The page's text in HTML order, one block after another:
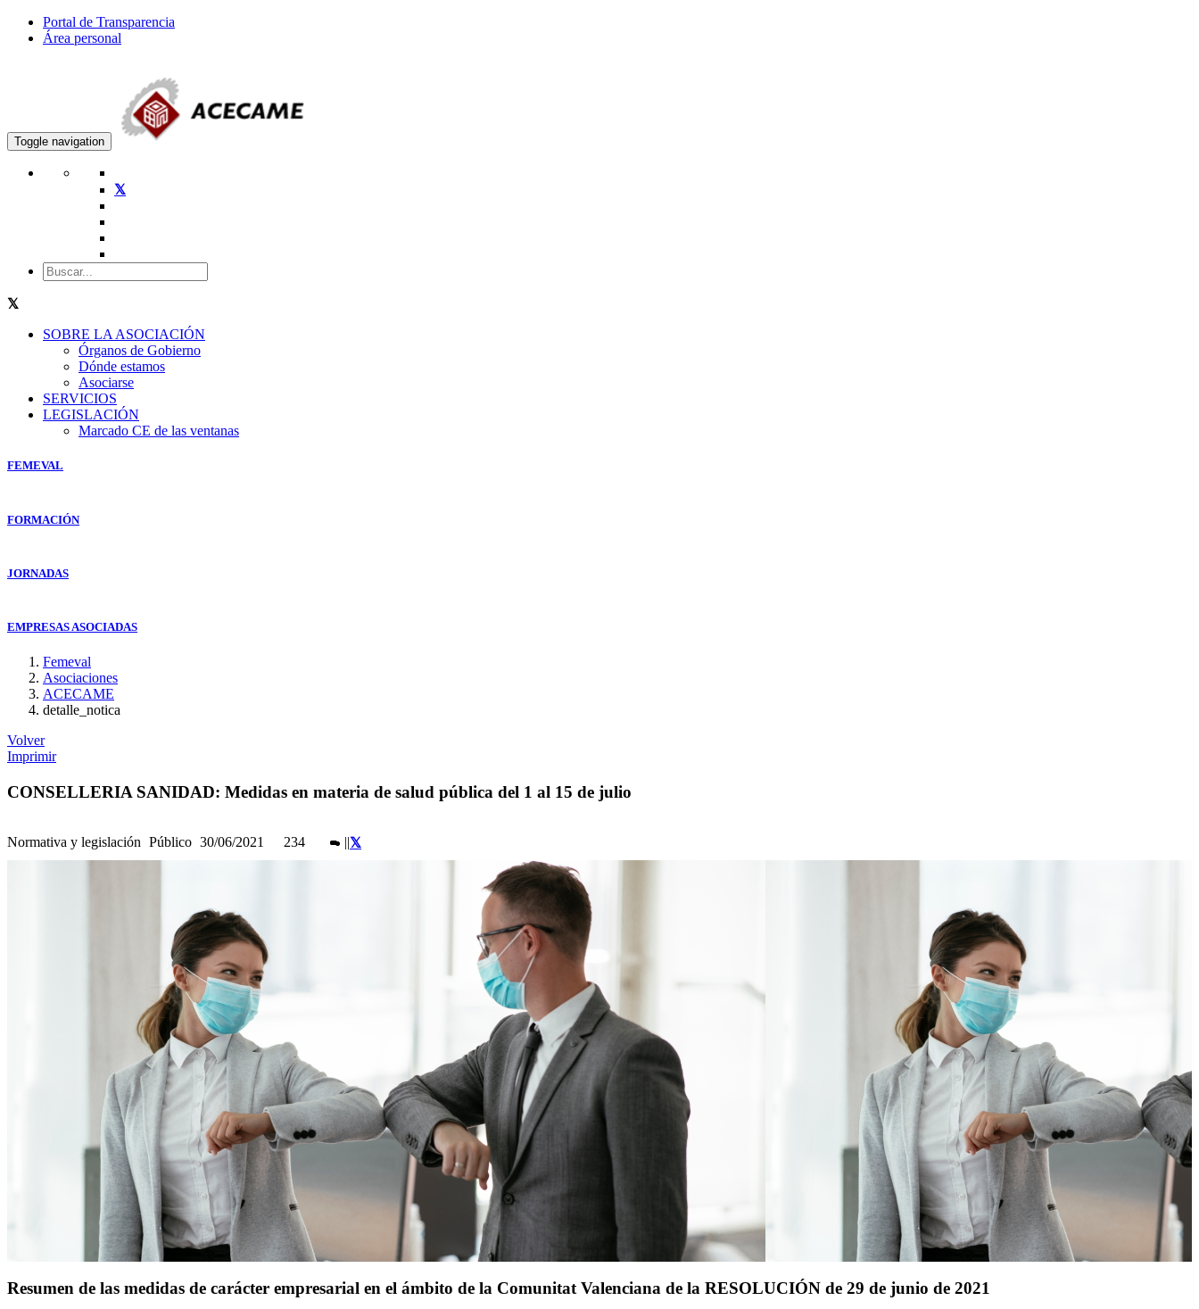
Portal de Transparencia
Área personal
Toggle navigation
SOBRE LA ASOCIACIÓN
Órganos de Gobierno
Dónde estamos
Asociarse
SERVICIOS
LEGISLACIÓN
Marcado CE de las ventanas
FEMEVAL
FORMACIÓN
JORNADAS
EMPRESAS ASOCIADAS
Femeval
Asociaciones
ACECAME
detalle_notica
Volver
Imprimir
CONSELLERIA SANIDAD: Medidas en materia de salud pública del 1 al 15 de julio
Normativa y legislación Público 30/06/2021 234
Resumen de las medidas de carácter empresarial en el ámbito de la Comunitat Valenciana de la RESOLUCIÓN de 29 de junio de 2021